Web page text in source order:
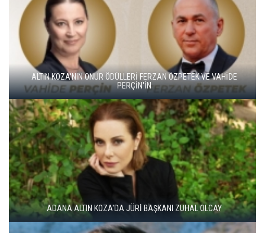
ALTIN KOZA'NIN ONUR ÖDÜLLERİ FERZAN ÖZPETEK VE VAHİDE
PERÇİN'İN
ADANA ALTIN KOZA'DA JÜRİ BAŞKANI ZUHAL OLCAY